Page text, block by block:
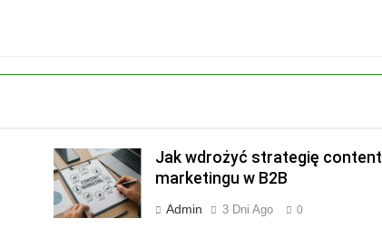
Jak wdrożyć strategię content
marketingu w B2B
Admin 3 Dni Ago 0